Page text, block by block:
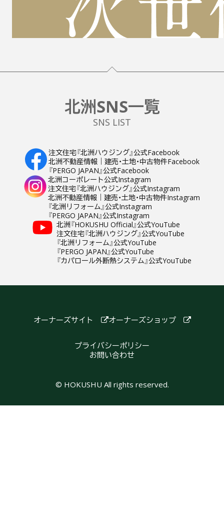
フッター
北洲SNS一覧
SNS LIST
注文住宅『北洲ハウジング』公式Facebook
北洲不動産情報｜建売・土地・中古物件Facebook
『PERGO JAPAN』公式Facebook
北洲コーポレート公式Instagram
注文住宅『北洲ハウジング』公式Instagram
北洲不動産情報｜建売・土地・中古物件Instagram
『北洲リフォーム』公式Instagram
『PERGO JAPAN』公式Instagram
北洲『HOKUSHU Official』公式YouTube
注文住宅『北洲ハウジング』公式YouTube
『北洲リフォーム』公式YouTube
『PERGO JAPAN』公式YouTube
『カパロール外断熱システム』公式YouTube
オーナーズサイト オーナーズショップ
プライバシーポリシー
お問い合わせ
© HOKUSHU All rights reserved.